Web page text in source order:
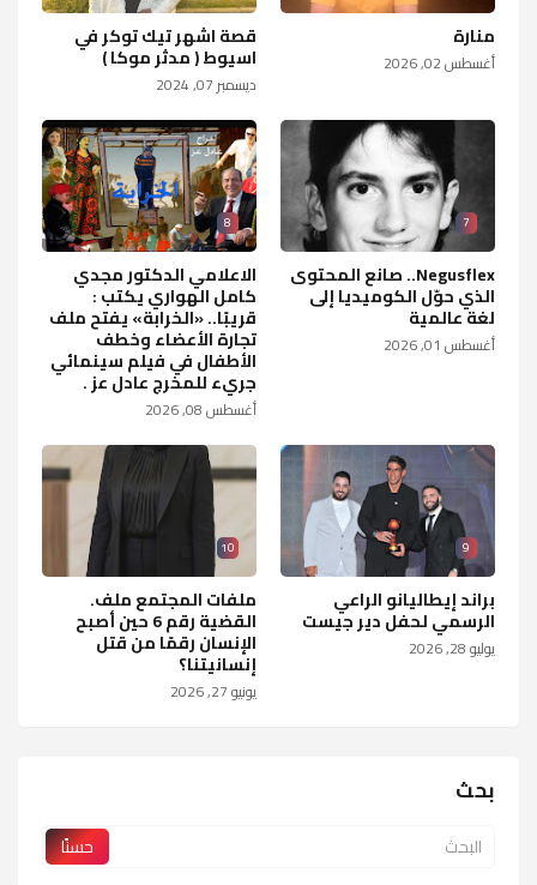
منارة
أغسطس 02, 2026
قصة اشهر تيك توكر في
اسيوط ( مدثر موكا )
ديسمبر 07, 2024
7
Negusflex.. صانع المحتوى
الذي حوّل الكوميديا إلى
لغة عالمية
أغسطس 01, 2026
8
الاعلامي الدكتور مجدي
كامل الهواري يكتب :
قريبًا.. «الخرابة» يفتح ملف
تجارة الأعضاء وخطف
الأطفال في فيلم سينمائي
جريء للمخرج عادل عز .
أغسطس 08, 2026
9
براند إيطاليانو الراعي
الرسمي لحفل دير جيست
يوليو 28, 2026
10
ملفات المجتمع ملف.
القضية رقم 6 حين أصبح
الإنسان رقمًا من قتل
إنسانيتنا؟
يونيو 27, 2026
بحث